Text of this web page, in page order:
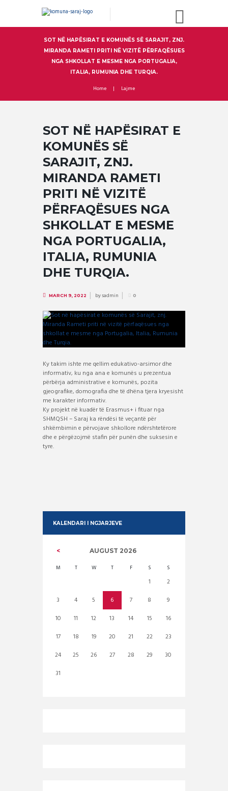
SOT NË HAPËSIRAT E KOMUNËS SË SARAJIT, ZNJ.
MIRANDA RAMETI PRITI NË VIZITË PËRFAQËSUES
NGA SHKOLLAT E MESME NGA PORTUGALIA,
ITALIA, RUMUNIA DHE TURQIA.
Home Lajme
SOT NË HAPËSIRAT E
KOMUNËS SË
SARAJIT, ZNJ.
MIRANDA RAMETI
PRITI NË VIZITË
PËRFAQËSUES NGA
SHKOLLAT E MESME
NGA PORTUGALIA,
ITALIA, RUMUNIA
DHE TURQIA.
MARCH 9, 2022 bysadmin 0
Ky takim ishte me qellim edukativo-arsimor dhe
informativ, ku nga ana e komunës u prezentua
përbërja administrative e komunës, pozita
gjeografike, domografia dhe të dhëna tjera kryesisht
me karakter informativ.
Ky projekt në kuadër të Erasmus+ i fituar nga
SHMQSH – Saraj ka rëndësi të veçantë për
shkëmbimin e përvojave shkollore ndërshtetërore
dhe e përgëzojmë stafin për punën dhe suksesin e
tyre.
KALENDARI I NGJARJEVE
AUGUST 2026
M T W T F S S
1
2
3
4 5 6 7 8
9
10
11 12 13 14 15
16
17
18 19 20 21 22
23
24
25 26 27 28 29
30
31